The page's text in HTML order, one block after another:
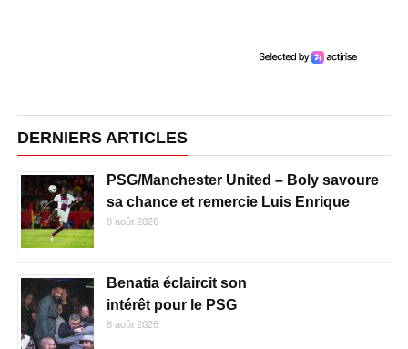
DERNIERS ARTICLES
PSG/Manchester United – Boly savoure
sa chance et remercie Luis Enrique
8 août 2026
Benatia éclaircit son
intérêt pour le PSG
8 août 2026